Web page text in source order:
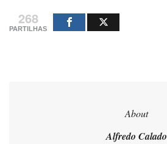
268
PARTILHAS
About
Alfredo Calado